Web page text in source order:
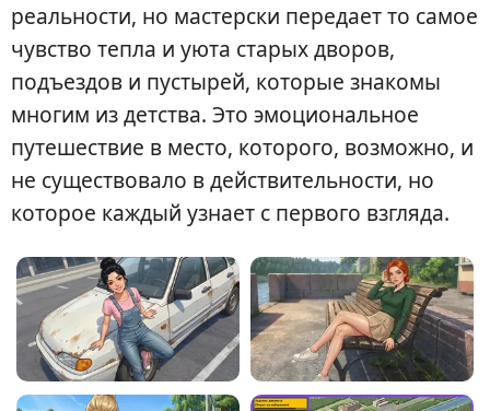
реальности, но мастерски передает то самое
чувство тепла и уюта старых дворов,
подъездов и пустырей, которые знакомы
многим из детства. Это эмоциональное
путешествие в место, которого, возможно, и
не существовало в действительности, но
которое каждый узнает с первого взгляда.